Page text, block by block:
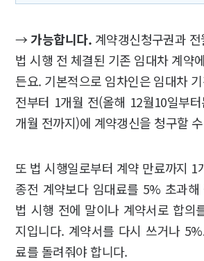
→가능합니다. 계약갱신청구권과
법 시행 전 체결된 기존 임대차 계약
든요. 기본적으로 임차인은 임대차
전부터 1개월 전(올해 12월10일부
개월 전까지)에 계약갱신을 청구할
또 법 시행일로부터 계약 만료까지 1
종전 계약보다 임대료를 5% 초과
법 시행 전에 말이나 계약서로 합의
지입니다. 계약서를 다시 쓰거나
료를 돌려줘야 합니다.